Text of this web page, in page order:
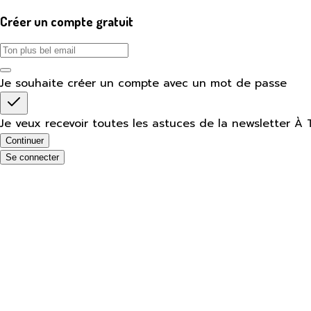
Créer un compte gratuit
Je souhaite créer un compte avec un mot de passe
Je veux recevoir toutes les astuces de la newsletter À
Continuer
Se connecter